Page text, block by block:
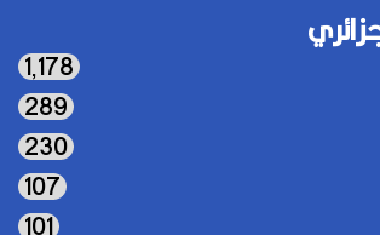
1٬178
289
230
107
101